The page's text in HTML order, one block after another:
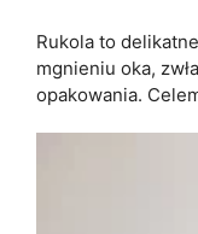
Rukola to
mgnieniu oka,
opakowania.